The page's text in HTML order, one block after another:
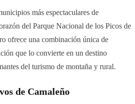
más espectaculares de
del Parque Nacional de los Picos de
ofrece una combinación única de
que lo convierte en un destino
del turismo de montaña y rural.
de Camaleño